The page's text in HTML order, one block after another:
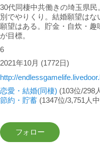
30代同棲中共働きの埼玉県
別でやりくり。結婚願望はな
願望はある。貯金・自炊・趣
が目標。
6
2021年10月 (1772日)
http://
恋愛・結婚(同棲) (103位/298
節約・貯蓄 (1347位/3,751人